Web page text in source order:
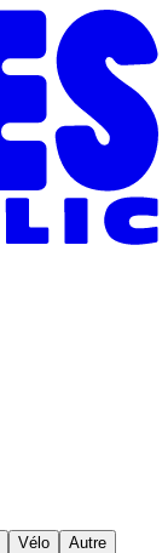
Vélo Autre